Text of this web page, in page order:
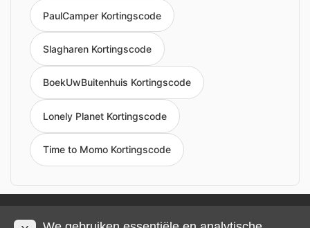
PaulCamper Kortingscode
Slagharen Kortingscode
BoekUwBuitenhuis Kortingscode
Lonely Planet Kortingscode
Time to Momo Kortingscode
Privacy en cookies Impressum Algemene voorwaarden